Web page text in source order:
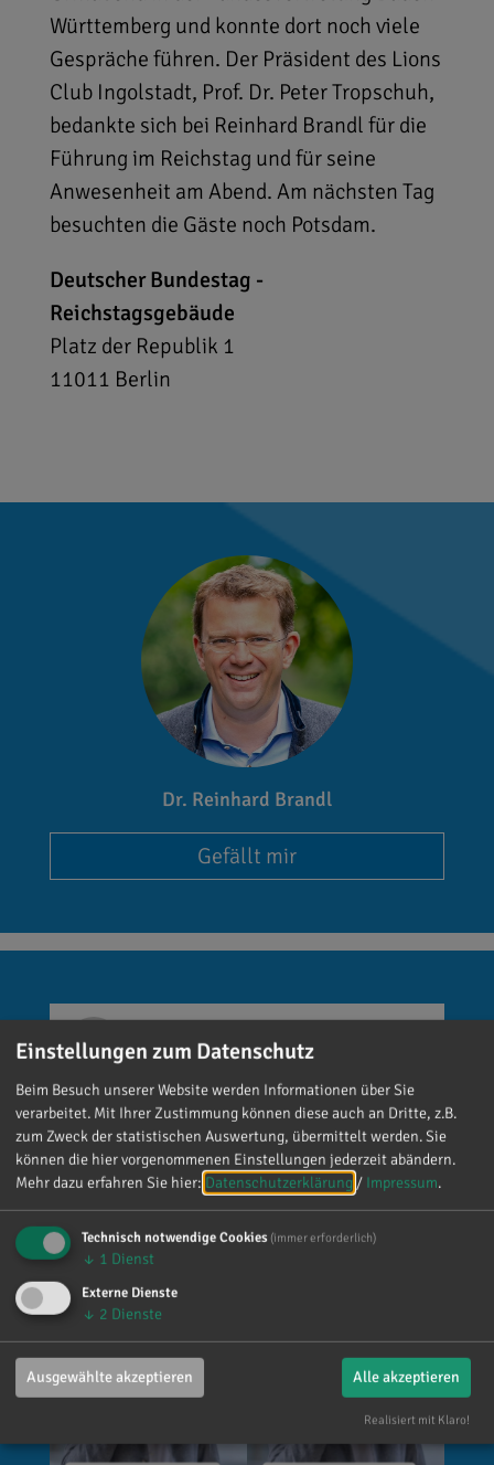
Württemberg und konnte dort noch viele
Gespräche führen. Der Präsident des Lions
Club Ingolstadt, Prof. Dr. Peter Tropschuh,
bedankte sich bei Reinhard Brandl für die
Führung im Reichstag und für seine
Anwesenheit am Abend. Am nächsten Tag
besuchten die Gäste noch Potsdam.
Deutscher Bundestag -
Reichstagsgebäude
Platz der Republik 1
11011 Berlin
Dr. Reinhard Brandl
Gefällt mir
vor 5 Tagenvia facebook
Mein meistgenutztes Wort am Samstag war:
„Danke!“ 😊 Vielen Dank für die zahlreichen
Glückwünsche, Nachrichten, Anrufe und die
vielen lieben Worte. Ich habe mich wirklich
über jede einzelne Aufmerksamkeit gefreut. Es
ist alles andere als selbstverständlich, dass sich
so viele Menschen die Zeit nehmen, an einen zu
denken. Umso mehr weiß ich das zu schätzen.
Einstellungen zum Datenschutz
Beim Besuch unserer Website werden Informationen über Sie
verarbeitet. Mit Ihrer Zustimmung können diese auch an Dritte, z.B.
zum Zweck der statistischen Auswertung, übermittelt werden. Sie
können die hier vorgenommenen Einstellungen jederzeit abändern.
Mehr dazu erfahren Sie hier: Datenschutzerklärung / Impressum.
Technisch notwendige Cookies (immer erforderlich)
↓ 1 Dienst
Externe Dienste
↓ 2 Dienste
Ausgewählte akzeptieren Alle akzeptieren
Realisiert mit Klaro!